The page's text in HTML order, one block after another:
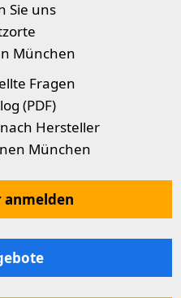
Sie uns
München
Fragen
(PDF)
Hersteller
München